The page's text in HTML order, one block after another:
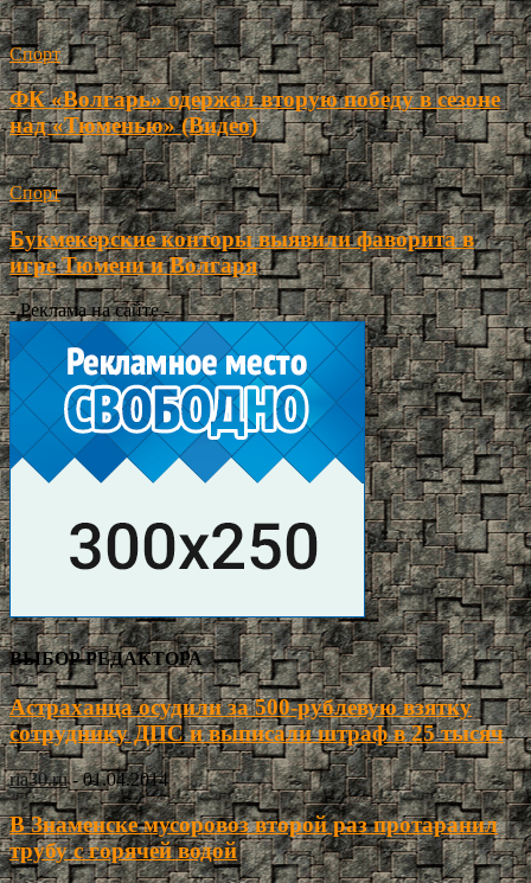
Спорт
ФК «Волгарь» одержал вторую победу в сезоне
над «Тюменью» (Видео)
Спорт
Букмекерские конторы выявили фаворита в
игре Тюмени и Волгаря
- Реклама на сайте -
ВЫБОР РЕДАКТОРА
Астраханца осудили за 500-рублевую взятку
сотруднику ДПС и выписали штраф в 25 тысяч
ria30.ru - 01.04.2014
В Знаменске мусоровоз второй раз протаранил
трубу с горячей водой